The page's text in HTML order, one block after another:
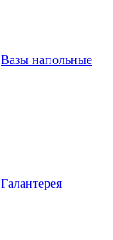
Вазы напольные
Галантерея